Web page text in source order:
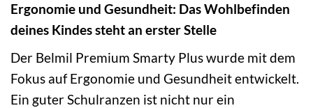
Ergonomie und Gesundheit: Das Wohlbefinden
deines Kindes steht an erster Stelle
Der Belmil Premium Smarty Plus wurde mit dem
Fokus auf Ergonomie und Gesundheit entwickelt.
Ein guter Schulranzen ist nicht nur ein